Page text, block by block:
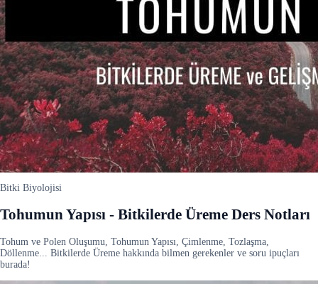
Bitki Biyolojisi
Tohumun Yapısı - Bitkilerde Üreme Ders Notları
Tohum ve Polen Oluşumu, Tohumun Yapısı, Çimlenme, Tozlaşma,
Döllenme... Bitkilerde Üreme hakkında bilmen gerekenler ve soru ipuçları
burada!